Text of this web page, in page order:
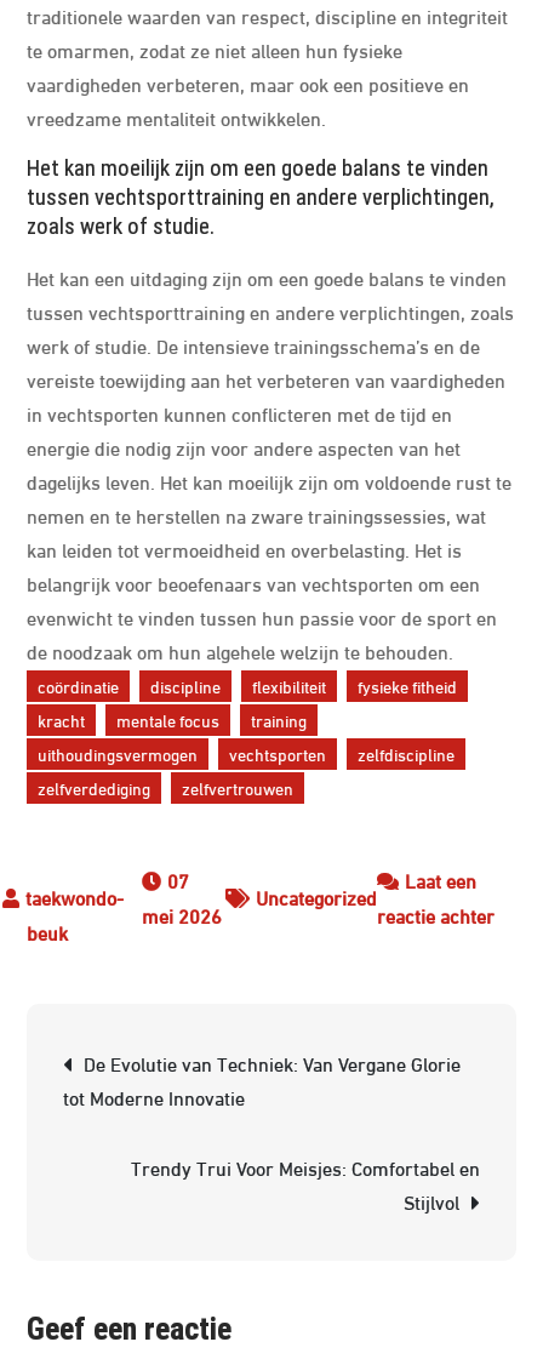
traditionele waarden van respect, discipline en integriteit
te omarmen, zodat ze niet alleen hun fysieke
vaardigheden verbeteren, maar ook een positieve en
vreedzame mentaliteit ontwikkelen.
Het kan moeilijk zijn om een goede balans te vinden
tussen vechtsporttraining en andere verplichtingen,
zoals werk of studie.
Het kan een uitdaging zijn om een goede balans te vinden
tussen vechtsporttraining en andere verplichtingen, zoals
werk of studie. De intensieve trainingsschema’s en de
vereiste toewijding aan het verbeteren van vaardigheden
in vechtsporten kunnen conflicteren met de tijd en
energie die nodig zijn voor andere aspecten van het
dagelijks leven. Het kan moeilijk zijn om voldoende rust te
nemen en te herstellen na zware trainingssessies, wat
kan leiden tot vermoeidheid en overbelasting. Het is
belangrijk voor beoefenaars van vechtsporten om een
evenwicht te vinden tussen hun passie voor de sport en
de noodzaak om hun algehele welzijn te behouden.
coördinatie discipline flexibiliteit
fysieke fitheid
kracht
mentale focus
training
uithoudingsvermogen
vechtsporten
zelfdiscipline
zelfverdediging
zelfvertrouwen
07
mei 2026
Uncategorized
Laat een
reactie achterop
De Evolutie van Techniek: Van Vergane Glorie
tot Moderne Innovatie
Trendy Trui Voor Meisjes: Comfortabel en
Stijlvol
Geef een reactie